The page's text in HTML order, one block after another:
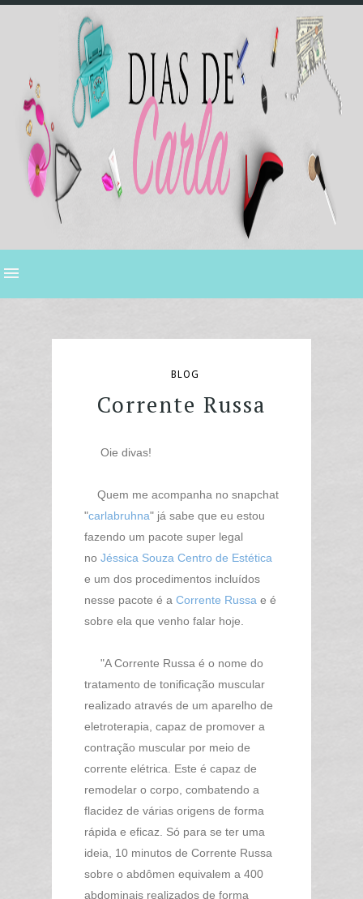
BLOG
Corrente Russa
Oie divas!
Quem me acompanha no snapchat
"carlabruhna" já sabe que eu estou
fazendo um pacote super legal
no Jéssica Souza Centro de Estética
e um dos procedimentos incluídos
nesse pacote é a Corrente Russa e é
sobre ela que venho falar hoje.
"A Corrente Russa é o nome do
tratamento de tonificação muscular
realizado através de um aparelho de
eletroterapia, capaz de promover a
contração muscular por meio de
corrente elétrica. Este é capaz de
remodelar o corpo, combatendo a
flacidez de várias origens de forma
rápida e eficaz. Só para se ter uma
ideia, 10 minutos de Corrente Russa
sobre o abdômen equivalem a 400
abdominais realizados de forma